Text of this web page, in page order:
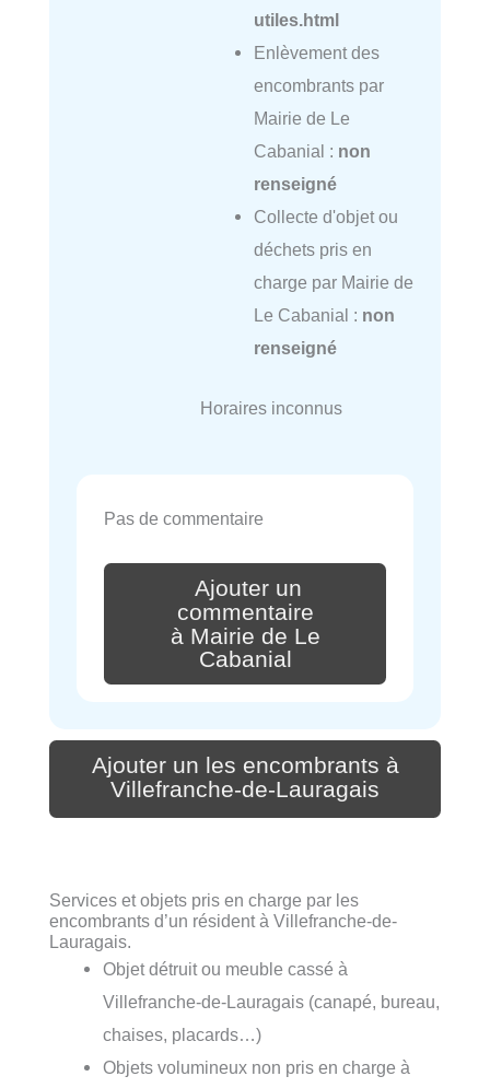
utiles.html
Enlèvement des
encombrants par
Mairie de Le
Cabanial : non
renseigné
Collecte d'objet ou
déchets pris en
charge par Mairie de
Le Cabanial : non
renseigné
Horaires inconnus
Pas de commentaire
Ajouter un
commentaire
à Mairie de Le
Cabanial
Ajouter un les encombrants à
Villefranche-de-Lauragais
Services et objets pris en charge par les
encombrants d’un résident à Villefranche-de-
Lauragais.
Objet détruit ou meuble cassé à
Villefranche-de-Lauragais (canapé, bureau,
chaises, placards…)
Objets volumineux non pris en charge à